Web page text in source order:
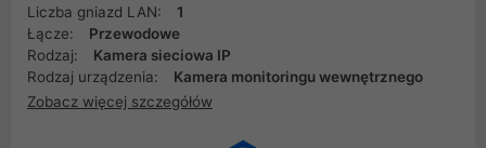
Liczba gniazd LAN:
1
Łącze:
Przewodowe
Rodzaj:
Kamera sieciowa IP
Rodzaj urządzenia:
Kamera monitoringu wewnętrznego
Zobacz więcej szczegółów